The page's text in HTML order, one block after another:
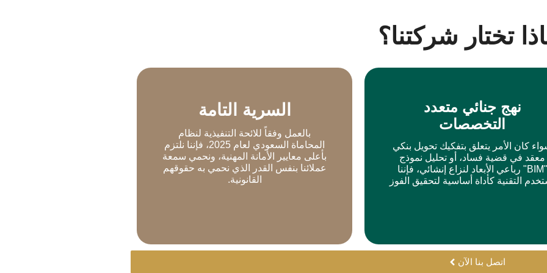
تختار شركتنا؟
نهج جنائي متعدد
التخصصات
كان الأمر يتعلق بتفكيك تحويل بنكي
معقد في قضية فساد، أو تحليل نموذج
"BIM" رباعي الأبعاد لنزاع إنشائي، فإننا
التقنية كأداة أساسية لتحقيق الفوز
نهج جنائي متعدد التخصصات
سواء كان الأمر يتعلق بتفكيك تحويل بنكي معقد
في قضية فساد، أو تحليل نموذج "BIM" رباعي
الأبعاد لنزاع إنشائي، فإننا نستخدم التقنية كأداة
أساسية لتحقيق الفوز
السرية التامة
بالعمل وفقاً للائحة التنفيذية لنظام
المحاماة السعودي لعام 2025، فإننا نلتزم
بأعلى معايير الأمانة المهنية، ونحمي سمعة
عملائنا بنفس القدر الذي نحمي به حقوقهم
القانونية.
السرية التامة
بالعمل وفقاً للائحة التنفيذية لنظام المحاماة
السعودي لعام 2025، فإننا نلتزم بأعلى معايير
الأمانة المهنية، ونحمي سمعة عملائنا بنفس
القدر الذي نحمي به حقوقهم القانونية.
اتصل بنا الآن